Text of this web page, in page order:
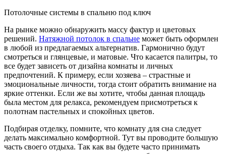
Потолочные системы в спальню под ключ
На рынке можно обнаружить массу фактур и цветовых
решений. Натяжной потолок в спальне может быть оформлен
в любой из предлагаемых альтернатив. Гармонично будут
смотреться и глянцевые, и матовые. Что касается палитры, то
все будет зависеть от дизайна комнаты и личных
предпочтений. К примеру, если хозяева – страстные и
эмоциональные личности, тогда стоит обратить внимание на
яркие оттенки. Если же вы хотите, чтобы данная площадь
была местом для релакса, рекомендуем присмотреться к
полотнам пастельных и спокойных цветов.
Подбирая отделку, помните, что комнату для сна следует
делать максимально комфортной. Тут вы проводите большую
часть своего отдыха. Так как вы будете часто принимать